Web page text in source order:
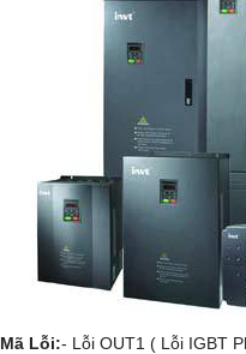
Mã Lỗi:- Lỗi OUT1 ( Lỗi IGBT